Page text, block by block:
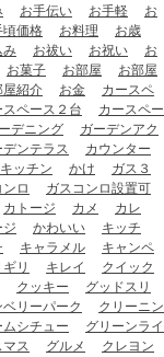
お手伝い お手軽
お
頃価格 お料理
お歳
み お祓い お祝い
お
お菓子 お部屋
お部屋
屋紹介 お金
カースペ
スペース２台
カースペー
デニング
ガーデンアク
デンテラス
カウンター
ッチン
かけ
ガス３
ロ
ガスコンロ設置可
カトージ カメ
カレ
ジ かわいい
キッチ
キャラメル
キャンペ
リ キレイ
クイック
クッキー
グッドスリ
ベリーパーク
クリーニン
ムシチュー
グリーンライ
マス グルメ
クレヨン